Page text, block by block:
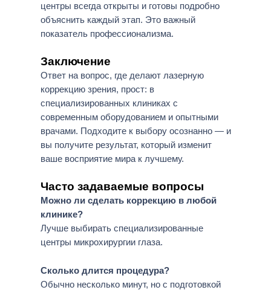
центры всегда открыты и готовы подробно
объяснить каждый этап. Это важный
показатель профессионализма.
Заключение
Ответ на вопрос, где делают лазерную
коррекцию зрения, прост: в
специализированных клиниках с
современным оборудованием и опытными
врачами. Подходите к выбору осознанно — и
вы получите результат, который изменит
ваше восприятие мира к лучшему.
Часто задаваемые вопросы
Можно ли сделать коррекцию в любой
клинике?
Лучше выбирать специализированные
центры микрохирургии глаза.
Сколько длится процедура?
Обычно несколько минут, но с подготовкой